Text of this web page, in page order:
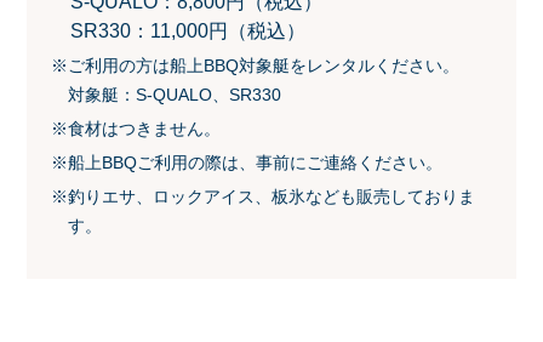
SR330：11,000円（税込）
※ご利用の方は船上BBQ対象艇をレンタルください。
対象艇：S-QUALO、SR330
※食材はつきません。
※船上BBQご利用の際は、事前にご連絡ください。
※釣りエサ、ロックアイス、板氷なども販売しておりま
す。